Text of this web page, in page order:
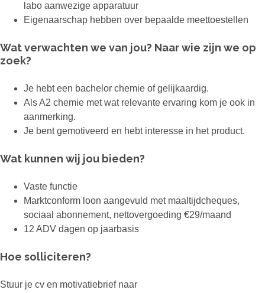
labo aanwezige apparatuur
Eigenaarschap hebben over bepaalde meettoestellen
Wat verwachten we van jou? Naar wie zijn we op
zoek?
Je hebt een bachelor chemie of gelijkaardig.
Als A2 chemie met wat relevante ervaring kom je ook in
aanmerking.
Je bent gemotiveerd en hebt interesse in het product.
Wat kunnen wij jou bieden?
Vaste functie
Marktconform loon aangevuld met maaltijdcheques,
sociaal abonnement, nettovergoeding €29/maand
12 ADV dagen op jaarbasis
Hoe solliciteren?
Stuur je cv en motivatiebrief naar